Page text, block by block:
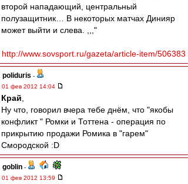
второй нападающий, центральный
полузащитник… В некоторых матчах Динияр
может выйти и слева. ,,,"
http://www.sovsport.ru/gazeta/article-item/506383
poliduris -
01 фев 2012 14:04
Край
Ну что, говорил вчера тебе днём, что "якобы
конфликт " Ромки и Тоттена - операция по
прикрытию продажи Ромика в "гарем"
Смородской :D
goblin -
01 фев 2012 13:59